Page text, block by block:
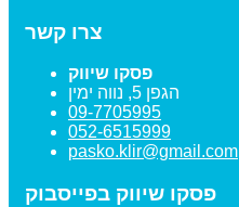
צרו קשר
פסקו שיווק
הגפן 5, נווה ימין
09-7705995
052-6515999
pasko.klir@gmail.com
פסקו שיווק בפייסבוק